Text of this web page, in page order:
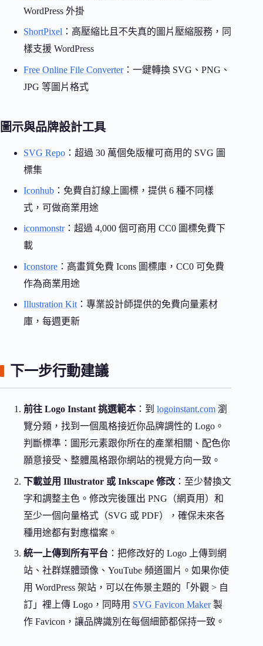
WordPress 外掛
ShortPixel ：高壓縮比且不失真的圖片壓縮服務，同
樣支援 WordPress
Free Online File Converter：一鍵轉換 SVG、PNG、
JPG 等圖片格式
圖示與品牌設計工具
SVG Repo ：超過 30 萬個免版權可商用的 SVG 圖
標集
Iconhub ：免費自訂線上圖標，提供 6 種不同樣
式，可做商業用途
iconmonstr：超過 4,000 個可商用 CC0 圖標免費下
載
Iconstore ：高畫質免費 Icons 圖標庫，CC0 可免費
作為商業用途
Illustration Kit ：專業設計師提供的免費向量素材
庫，每週更新
下一步行動建議
前往 Logo Instant 挑選範本：到 logoinstant.com 瀏
覽分類，找到一個風格接近你品牌調性的 Logo。
判斷標準：圖形元素跟你所在的產業相關、配色你
願意接受、整體風格跟你網站的視覺方向一致。
下載並用 Illustrator 或 Inkscape 修改 ：至少替換文
字和調整主色。修改完後匯出 PNG（網頁用）和
至少一個向量格式（SVG 或 PDF），確保未來各
種用途都有對應檔案。
統一上傳到所有平台 ：把修改好的 Logo 上傳到網
站、社群媒體頭像、YouTube 頻道圖片。如果你使
用 WordPress 架站，可以在佈景主題的「外觀 > 自
訂」裡上傳 Logo，同時用 SVG Favicon Maker製
作 Favicon，讓品牌識別在每個細節都保持一致。